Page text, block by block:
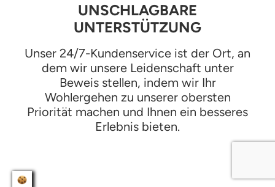
UNSCHLAGBARE
UNTERSTÜTZUNG
Unser 24/7-Kundenservice ist der Ort, an
dem wir unsere Leidenschaft unter
Beweis stellen, indem wir Ihr
Wohlergehen zu unserer obersten
Priorität machen und Ihnen ein besseres
Erlebnis bieten.